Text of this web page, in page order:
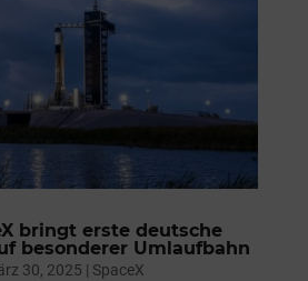
bringt erste deutsche
besonderer Umlaufbahn
30, 2025 | SpaceX